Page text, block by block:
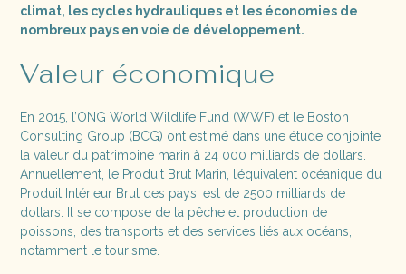
climat, les cycles hydrauliques et les économies de
nombreux pays en voie de développement.
Valeur économique
En 2015, l’ONG World Wildlife Fund (WWF) et le Boston
Consulting Group (BCG) ont estimé dans une étude conjointe
la valeur du patrimoine marin à 24 000 milliards de dollars.
Annuellement, le Produit Brut Marin, l’équivalent océanique du
Produit Intérieur Brut des pays, est de 2500 milliards de
dollars. Il se compose de la pêche et production de
poissons, des transports et des services liés aux océans,
notamment le tourisme.